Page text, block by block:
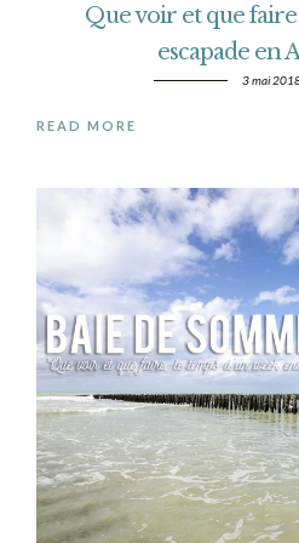
Que voir et que
escapade en
3 mai
READ MORE